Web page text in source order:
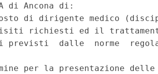
di Ancona di:
di dirigente medico
richiesti ed il
previsti  dalle  norme
per la presentazione